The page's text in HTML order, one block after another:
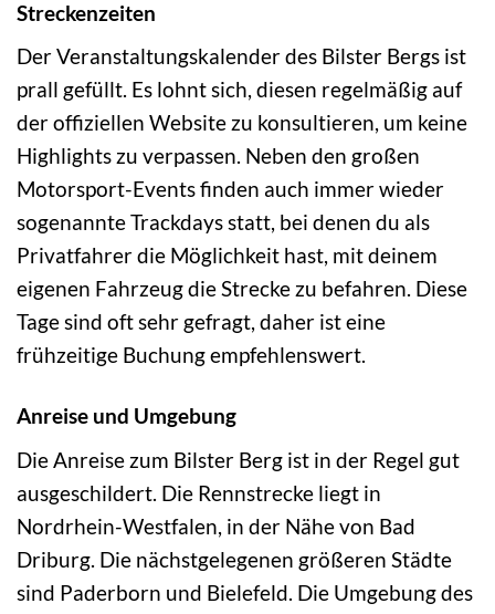
Streckenzeiten
Der Veranstaltungskalender des Bilster Bergs ist
prall gefüllt. Es lohnt sich, diesen regelmäßig auf
der offiziellen Website zu konsultieren, um keine
Highlights zu verpassen. Neben den großen
Motorsport-Events finden auch immer wieder
sogenannte Trackdays statt, bei denen du als
Privatfahrer die Möglichkeit hast, mit deinem
eigenen Fahrzeug die Strecke zu befahren. Diese
Tage sind oft sehr gefragt, daher ist eine
frühzeitige Buchung empfehlenswert.
Anreise und Umgebung
Die Anreise zum Bilster Berg ist in der Regel gut
ausgeschildert. Die Rennstrecke liegt in
Nordrhein-Westfalen, in der Nähe von Bad
Driburg. Die nächstgelegenen größeren Städte
sind Paderborn und Bielefeld. Die Umgebung des